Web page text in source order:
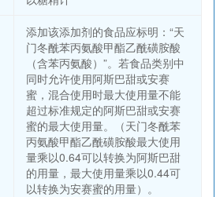
添加该添加剂的食品应标明：“天
门冬酰苯丙氨酸甲酯乙酰磺胺酸
（含苯丙氨酸）”。若食品类别中
同时允许使用阿斯巴甜或安赛
蜜，混合使用时最大使用量不能
超过标准规定的阿斯巴甜或安赛
蜜的最大使用量。（天门冬酰苯
丙氨酸甲酯乙酰磺胺酸最大使用
量乘以0.64可以转换为阿斯巴甜
的用量，最大使用量乘以0.44可
以转换为安赛蜜的用量）。